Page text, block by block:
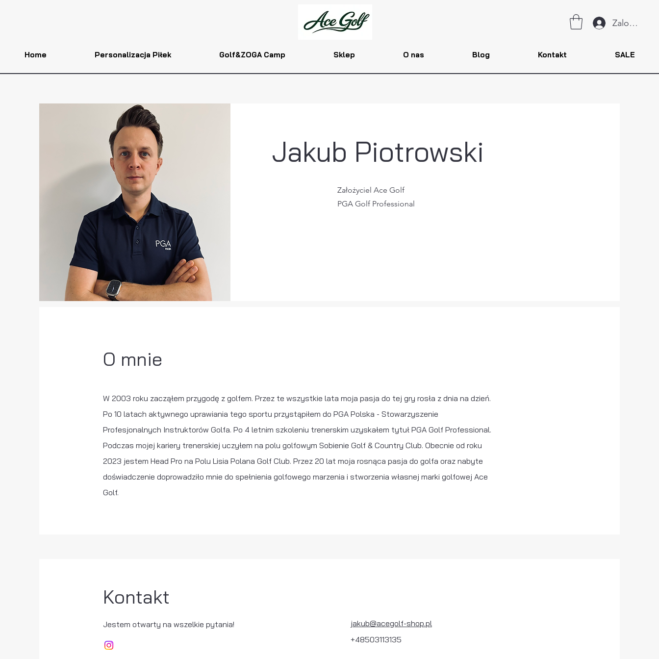
Zaloguj się
Home Personalizacja Piłek Golf&ZOGA Camp Sklep O nas Blog Kontakt SALE
Jakub Piotrowski
Założyciel Ace Golf
PGA Golf Professional
O mnie
W 2003 roku zacząłem przygodę z golfem. Przez te wszystkie lata moja pasja do tej gry rosła z dnia na dzień.
Po 10 latach aktywnego uprawiania tego sportu przystąpiłem do PGA Polska - Stowarzyszenie
Profesjonalnych Instruktorów Golfa. Po 4 letnim szkoleniu trenerskim uzyskałem tytuł PGA Golf Professional.
Podczas mojej kariery trenerskiej uczyłem na polu golfowym Sobienie Golf & Country Club. Obecnie od roku
2023 jestem Head Pro na Polu Lisia Polana Golf Club. Przez 20 lat moja rosnąca pasja do golfa oraz nabyte
doświadczenie doprowadziło mnie do spełnienia golfowego marzenia i stworzenia własnej marki golfowej Ace
Golf.
Kontakt
Jestem otwarty na wszelkie pytania!
jakub@acegolf-shop.pl
+48503113135